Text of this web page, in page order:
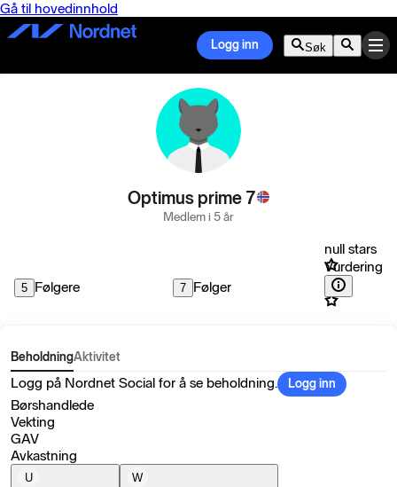
Gå til hovedinnhold
Logg inn Søk
Optimus prime 7
Medlem i 5 år
5 Følgere 7 Følger
null stars
Vurdering
BeholdningAktivitet
Logg på Nordnet Social for å se beholdning. Logg inn
Børshandlede
Vekting
GAV
Avkastning
U
W